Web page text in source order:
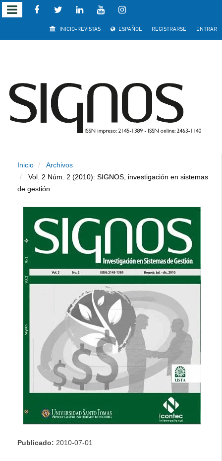
Salto
rápido
contenido
Navegación
principal
Contenido
principal
INICIO-REVISTAS ESPAÑOL REGISTRARSE ENTRAR
Inicio
Archivos
Vol. 2 Núm. 2 (2010): SIGNOS, investigación en sistemas
de gestión
Publicado: 2010-07-01